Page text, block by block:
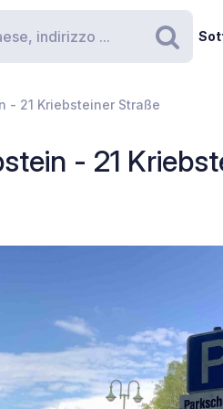
- 21 Kriebsteiner Straße
- 21